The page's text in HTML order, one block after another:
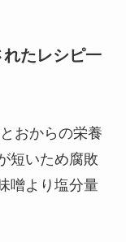
れたレシピ一
おからの栄養
短いため腐敗
噌より塩分量